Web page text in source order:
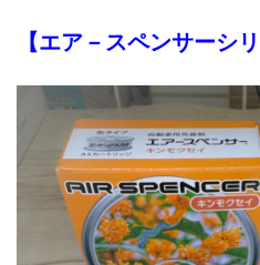
【エア－スペンサーシリ